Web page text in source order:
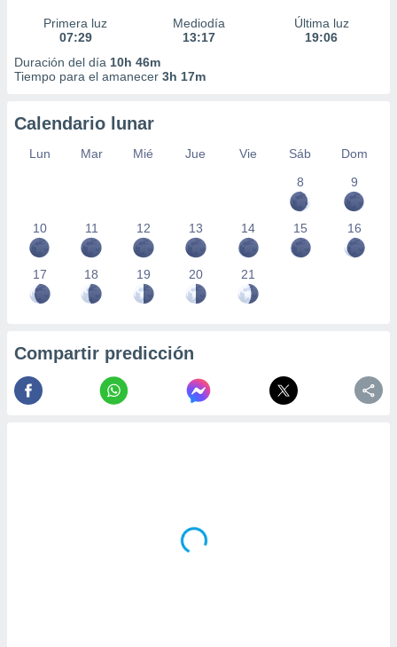
Primera luz
07:29
Mediodía
13:17
Última luz
19:06
Duración del día 10h 46m
Tiempo para el amanecer 3h 17m
Calendario lunar
Lun Mar Mié Jue Vie Sáb
Dom
8
9
10 11 12 13 14 15 16
17 18 19 20 21
Compartir predicción